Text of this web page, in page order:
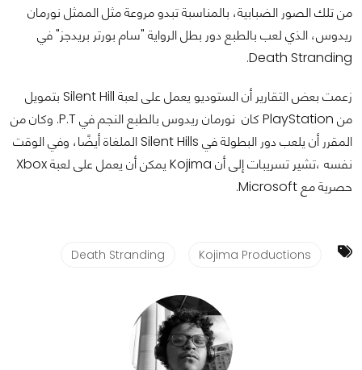
من تلك الصور الضبابية، بالمناسبة تبدو مروعة مثل الممثل نورمان
ريدوس، الذي لعب بالطبع دور بطل الرواية "سام بورتر بريدجز" في
Death Stranding.
زعمت بعض التقارير أن الستوديو يعمل على لعبة Silent Hill بتمويل
من PlayStation كان نورمان ريدوس بالطبع النجم في P.T. وكان من
المقرر أن يلعب دور البطولة في Silent Hills الملغاة أيضًا، وفي الوقت
نفسه ،تشير تسريبات إلى أن Kojima يمكن أن يعمل على لعبة Xbox
حصرية مع Microsoft.
Kojima Productions
Death Stranding